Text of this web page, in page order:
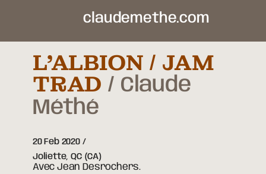
claudemethe.com
L’ALBION / JAM
TRAD
Claude
Méthé
20 Feb 2020
Joliette,QC (CA)
Avec Jean Desrochers.